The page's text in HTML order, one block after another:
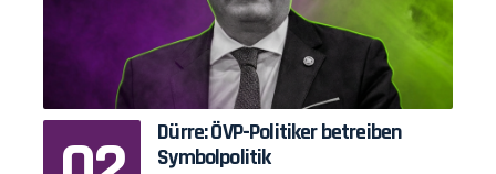
Dürre: ÖVP-Politiker betreiben
Symbolpolitik